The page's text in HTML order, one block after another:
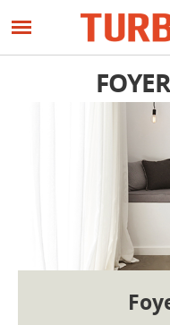
au
Panneau de gestion des cookies